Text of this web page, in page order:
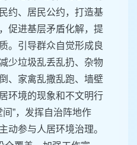
约、居民公约，打造基
促进基层矛盾化解，提
。引导群众自觉形成良
少垃圾乱丢乱扔、杂物
、家禽乱撒乱跑、墙壁
环境的现象和不文明行
”，发挥自治阵地作
动参与人居环境治理。